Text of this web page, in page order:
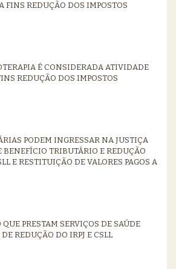
FINS REDUÇÃO DOS IMPOSTOS
É CONSIDERADA ATIVIDADE
REDUÇÃO DOS IMPOSTOS
PODEM INGRESSAR NA JUSTIÇA
BENEFÍCIO TRIBUTÁRIO E REDUÇÃO
E RESTITUIÇÃO DE VALORES PAGOS A
QUE PRESTAM SERVIÇOS DE SAÚDE
REDUÇÃO DO IRPJ E CSLL